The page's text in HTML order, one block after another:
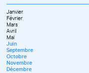
Mars
Avril
Mai
Juin
Juillet
Septembre
Octobre
Novembre
Décembre
Janvier
Février
Mars
Avril
Mai
Juin
Septembre
Octobre
Novembre
Décembre